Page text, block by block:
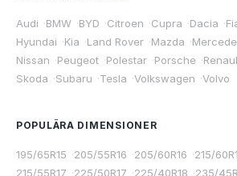
Audi ·BMW ·BYD ·Citroen ·Cupra ·Dacia ·
Hyundai ·Kia ·Land Rover ·Mazda ·
Nissan ·Peugeot ·Polestar ·Porsche ·
Skoda ·Subaru ·Tesla ·Volkswagen ·Volvo
POPULÄRA DIMENSIONER
195/65R15 ·205/55R16 ·205/60R16 ·215/
215/55R17 ·225/50R17 ·225/40R18 ·235/